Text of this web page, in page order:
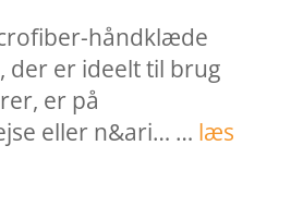
håndklæde
der er ideelt til brug
er på
eller n&ari… … læs